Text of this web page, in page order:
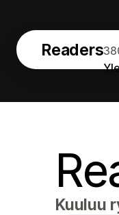
Readers
Kuuluu